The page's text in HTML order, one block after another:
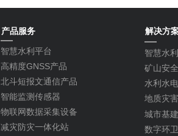
智慧水利平台
高精度GNSS产品
北斗短报文通信产品
智能监测传感器
物联网数据采集设备
减灾防灾一体化站
产品服务
智慧水利
矿山安全
水利水电
地质灾害
城市基建
数字环卫
解决方